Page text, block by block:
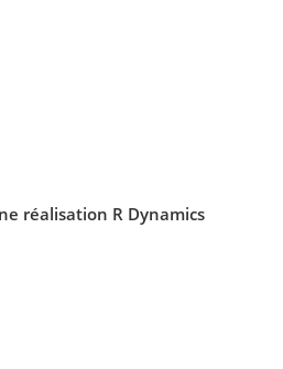
réalisation R Dynamics